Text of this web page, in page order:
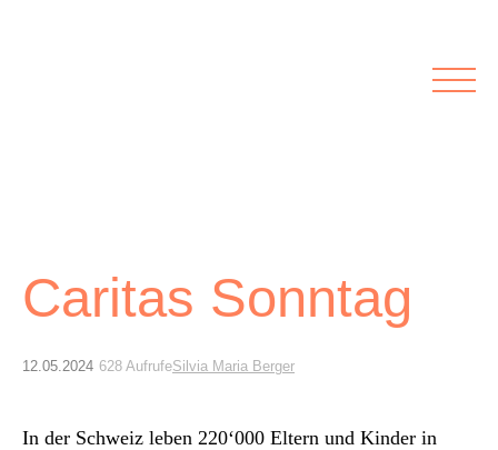
Inserate &
Stellenbörse
Caritas Sonntag
12.05.2024 628 AufrufeSilvia Maria Berger
In der Schweiz leben 220‘000 Eltern und Kinder in